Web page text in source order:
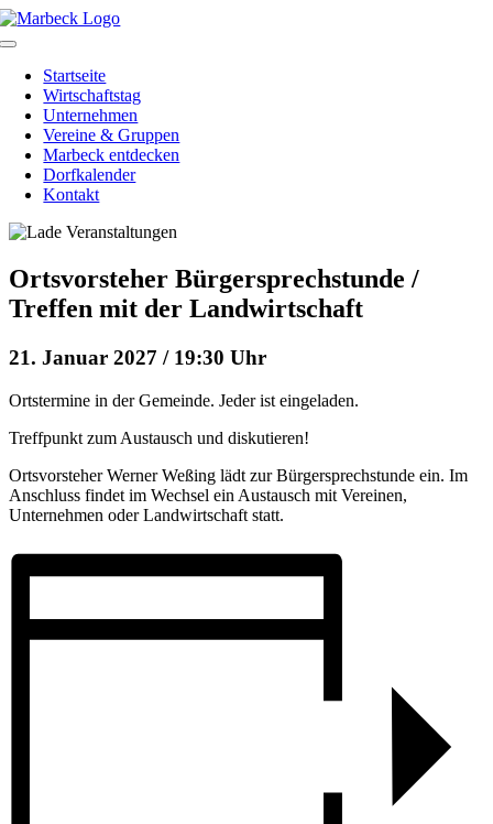
Skip
to
Toggle
NavigationStartseite
Wirtschaftstag
Unternehmen
Vereine & Gruppen
Marbeck entdecken
Dorfkalender
Kontakt
Ortsvorsteher Bürgersprechstunde /
Treffen mit der Landwirtschaft
21. Januar 2027 / 19:30 Uhr
Ortstermine in der Gemeinde. Jeder ist eingeladen.
Treffpunkt zum Austausch und diskutieren!
Ortsvorsteher Werner Weßing lädt zur Bürgersprechstunde ein. Im
Anschluss findet im Wechsel ein Austausch mit Vereinen,
Unternehmen oder Landwirtschaft statt.